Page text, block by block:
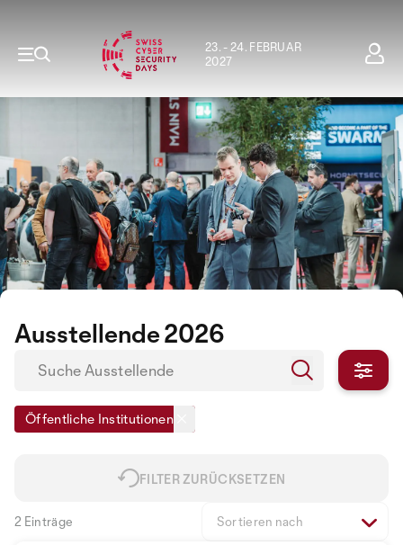
23. - 24. FEBRUAR
2027
Ausstellende 2026
Öffentliche Institutionen
FILTER ZURÜCKSETZEN
2 Einträge Sortieren nach